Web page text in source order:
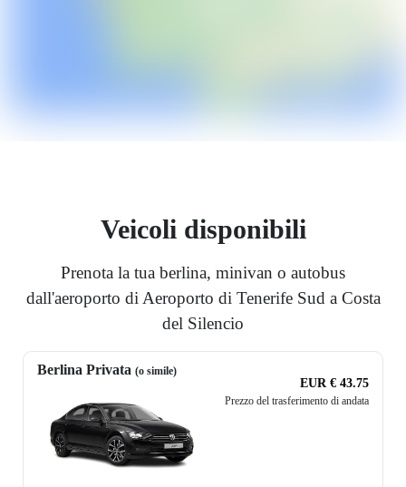
Veicoli disponibili
Prenota la tua berlina, minivan o autobus
dall'aeroporto di Aeroporto di Tenerife Sud a Costa
del Silencio
Berlina Privata (o simile)
EUR € 43.75
Prezzo del trasferimento di andata